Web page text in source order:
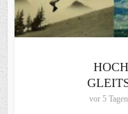
vor 5 Tagen